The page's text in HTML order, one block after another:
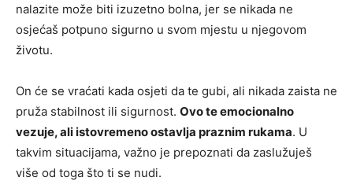
nalazite može biti izuzetno bolna, jer se nikada ne
osjećaš potpuno sigurno u svom mjestu u njegovom
životu.
On će se vraćati kada osjeti da te gubi, ali nikada zaista ne
pruža stabilnost ili sigurnost. Ovo te emocionalno
vezuje, ali istovremeno ostavlja praznim rukama. U
takvim situacijama, važno je prepoznati da zaslužuješ
više od toga što ti se nudi.